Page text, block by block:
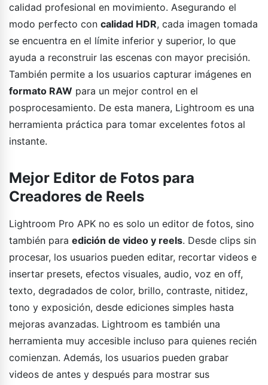
calidad profesional en movimiento. Asegurando el
modo perfecto con calidad HDR, cada imagen tomada
se encuentra en el límite inferior y superior, lo que
ayuda a reconstruir las escenas con mayor precisión.
También permite a los usuarios capturar imágenes en
formato RAW para un mejor control en el
posprocesamiento. De esta manera, Lightroom es una
herramienta práctica para tomar excelentes fotos al
instante.
Mejor Editor de Fotos para
Creadores de Reels
Lightroom Pro APK no es solo un editor de fotos, sino
también para edición de video y reels. Desde clips sin
procesar, los usuarios pueden editar, recortar videos e
insertar presets, efectos visuales, audio, voz en off,
texto, degradados de color, brillo, contraste, nitidez,
tono y exposición, desde ediciones simples hasta
mejoras avanzadas. Lightroom es también una
herramienta muy accesible incluso para quienes recién
comienzan. Además, los usuarios pueden grabar
videos de antes y después para mostrar sus